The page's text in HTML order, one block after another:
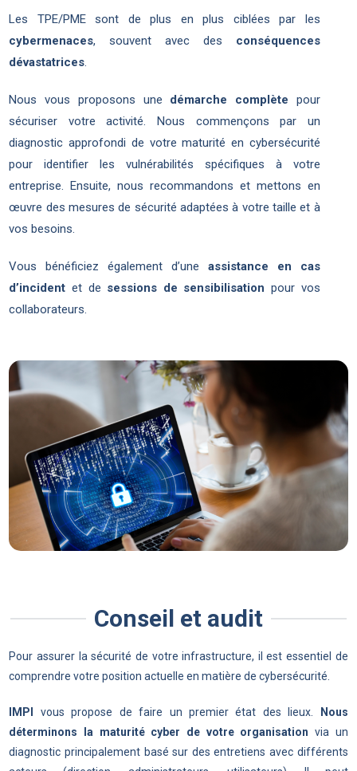
Les TPE/PME sont de plus en plus ciblées par les
cybermenaces, souvent avec des conséquences
dévastatrices
Nous vous proposons une démarche complète pour
sécuriser votre activité. Nous commençons par un
diagnostic approfondi de votre maturité en cybersécurité
pour identifier les vulnérabilités spécifiques à votre
entreprise. Ensuite, nous recommandons et mettons en
œuvre des mesures de sécurité adaptées à votre taille et à
vos besoins.
Vous bénéficiez également d’une assistance en cas
d’incident et de sessions de sensibilisation pour vos
collaborateurs.
Conseil et audit
Pour assurer la sécurité de votre infrastructure, il est essentiel de
comprendre votre position actuelle en matière de cybersécurité.
IMPI vous propose de faire un premier état des lieux.
Nous
déterminons la maturité cyber de votre organisation via un
diagnostic principalement basé sur des entretiens avec différents